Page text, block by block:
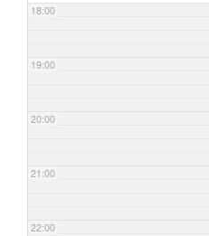
18:00
19:00
20:00
21:00
22:00